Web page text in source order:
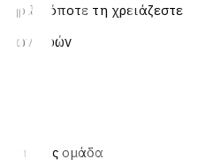
όποτε τη χρειάζεστε
ωρών
μας ομάδα